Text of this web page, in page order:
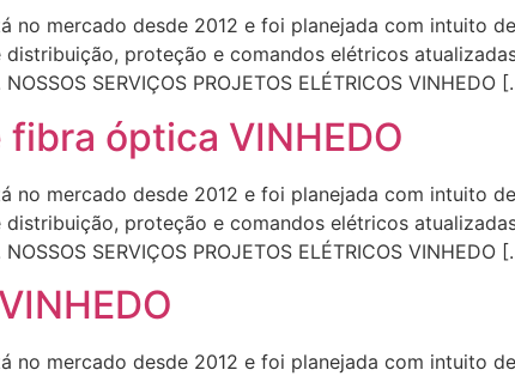
no mercado desde 2012 e foi planejada com intuito
proteção e comandos elétricos
SERVIÇOS PROJETOS ELÉTRICOS VINHEDO
óptica VINHEDO
no mercado desde 2012 e foi planejada com intuito
proteção e comandos elétricos
SERVIÇOS PROJETOS ELÉTRICOS VINHEDO
no mercado desde 2012 e foi planejada com intuito